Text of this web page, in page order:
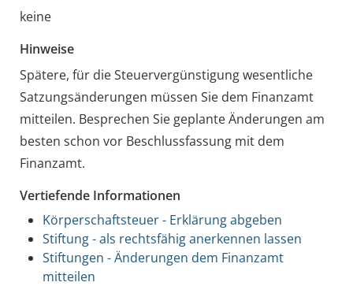
keine
Hinweise
Spätere, für die Steuervergünstigung wesentliche
Satzungsänderungen müssen Sie dem Finanzamt
mitteilen. Besprechen Sie geplante Änderungen am
besten schon vor Beschlussfassung mit dem
Finanzamt.
Vertiefende Informationen
Körperschaftsteuer - Erklärung abgeben
Stiftung - als rechtsfähig anerkennen lassen
Stiftungen - Änderungen dem Finanzamt
mitteilen